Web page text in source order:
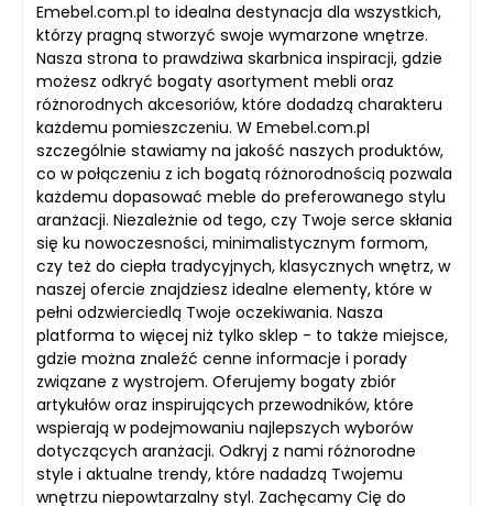
Emebel.com.pl to idealna destynacja dla wszystkich,
którzy pragną stworzyć swoje wymarzone wnętrze.
Nasza strona to prawdziwa skarbnica inspiracji, gdzie
możesz odkryć bogaty asortyment mebli oraz
różnorodnych akcesoriów, które dodadzą charakteru
każdemu pomieszczeniu. W Emebel.com.pl
szczególnie stawiamy na jakość naszych produktów,
co w połączeniu z ich bogatą różnorodnością pozwala
każdemu dopasować meble do preferowanego stylu
aranżacji. Niezależnie od tego, czy Twoje serce skłania
się ku nowoczesności, minimalistycznym formom,
czy też do ciepła tradycyjnych, klasycznych wnętrz, w
naszej ofercie znajdziesz idealne elementy, które w
pełni odzwierciedlą Twoje oczekiwania. Nasza
platforma to więcej niż tylko sklep - to także miejsce,
gdzie można znaleźć cenne informacje i porady
związane z wystrojem. Oferujemy bogaty zbiór
artykułów oraz inspirujących przewodników, które
wspierają w podejmowaniu najlepszych wyborów
dotyczących aranżacji. Odkryj z nami różnorodne
style i aktualne trendy, które nadadzą Twojemu
wnętrzu niepowtarzalny styl. Zachęcamy Cię do